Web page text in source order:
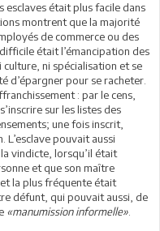
esclaves était plus facile dans
montrent que la majorité
de commerce ou des
était l’émancipation des
ni spécialisation et se
d’épargner pour se racheter.
: par le cens,
sur les listes des
une fois inscrit,
L’esclave pouvait aussi
vindicte, lorsqu’il était
et que son maître
la plus fréquente était
défunt, qui pouvait aussi, de
«manumission informelle».